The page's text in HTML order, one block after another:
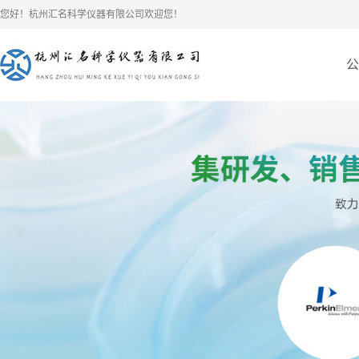
您好！杭州汇名科学仪器有限公司欢迎您！